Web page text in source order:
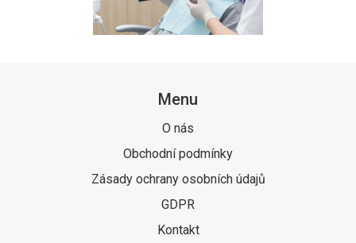
Menu
O nás
Obchodní podmínky
Zásady ochrany osobních údajů
GDPR
Kontakt